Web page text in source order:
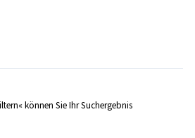
können Sie Ihr Suchergebnis